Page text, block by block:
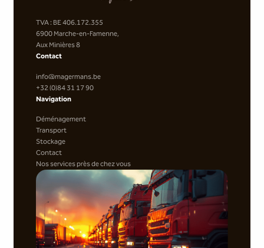
TVA : BE 406.172.355
6900 Marche-en-Famenne,
Aux Minières 8
Contact
info@magermans.be
+32 (0)84 31 17 90
Navigation
Déménagement
Transport
Stockage
Contact
Nos services près de chez vous